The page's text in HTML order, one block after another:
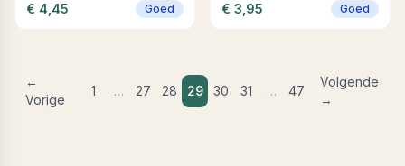
€ 4,45 Goed € 3,95 Goed
←
Vorige
1 … 27 28 29 30 31 … 47
Volgende
→